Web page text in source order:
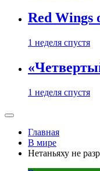
Red Wings
1 неделя спустя
1 неделя спустя
Главная
В мире
Нетаньяху не